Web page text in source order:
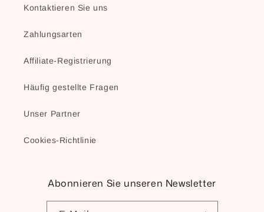
Kontaktieren Sie uns
Zahlungsarten
Affiliate-Registrierung
Häufig gestellte Fragen
Unser Partner
Cookies-Richtlinie
Abonnieren Sie unseren Newsletter